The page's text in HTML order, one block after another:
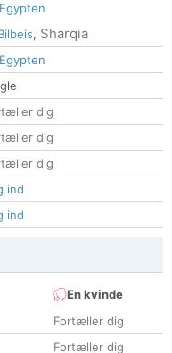
Egypten
, Sharqia
Egypten
dig
dig
dig
ind
ind
En kvinde
Fortæller dig
Fortæller dig